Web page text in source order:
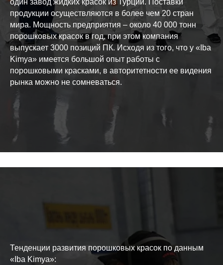
один завод жидких красок из Турции. Поставки
продукции осуществляются в более чем 20 стран
мира. Мощность предприятия – около 40 000 тонн
порошковых красок в год, при этом компания
выпускает 3000 позиций ПК. Исходя из того, что у «Iba
Kimya» имеется большой опыт работы с
порошковыми красками, в авторитетности ее видения
рынка можно не сомневаться.
Тенденции развития порошковых красок по данным
«Iba Kimya»: